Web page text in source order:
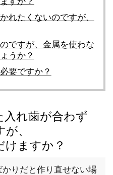
れたくないのですが、
ですが、金属を使わな
うか？
要ですか？
入れ歯が合わず
、
けますか？
りだと作り直せない場